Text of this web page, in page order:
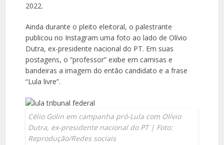
2022.
Ainda durante o pleito eleitoral, o palestrante
publicou no Instagram uma foto ao lado de Olívio
Dutra, ex-presidente nacional do PT. Em suas
postagens, o “professor” exibe em camisas e
bandeiras a imagem do então candidato e a frase
“Lula livre”.
Célio Golin em campanha pró-Lula com Olívio
Dutra, ex-presidente nacional do PT | Foto:
Reprodução/Redes sociais